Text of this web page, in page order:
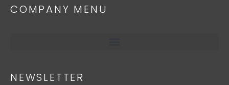
COMPANY MENU
NEWSLETTER